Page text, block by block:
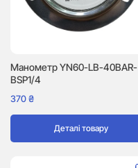
Манометр YN60-LB-40BAR-
BSP1/4
370₴
Деталі товару